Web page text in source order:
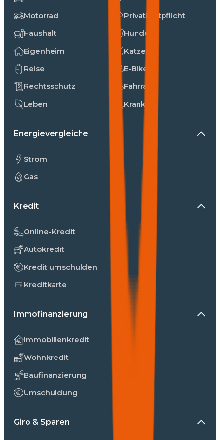
Motorrad
Haushalt
Eigenheim
Reise
Rechtsschutz
Leben
Privathaftpflicht
Hunde
Katzen
E-Bike
Fahrrad
Kranken
Energievergleiche
Strom
Gas
Kredit
Online-Kredit
Autokredit
Kredit umschulden
Kreditkarte
Immofinanzierung
Immobilienkredit
Wohnkredit
Baufinanzierung
Umschuldung
Giro & Sparen